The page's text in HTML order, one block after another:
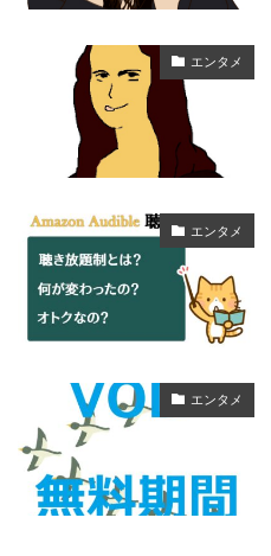
エンタメ
エンタメ
エンタメ